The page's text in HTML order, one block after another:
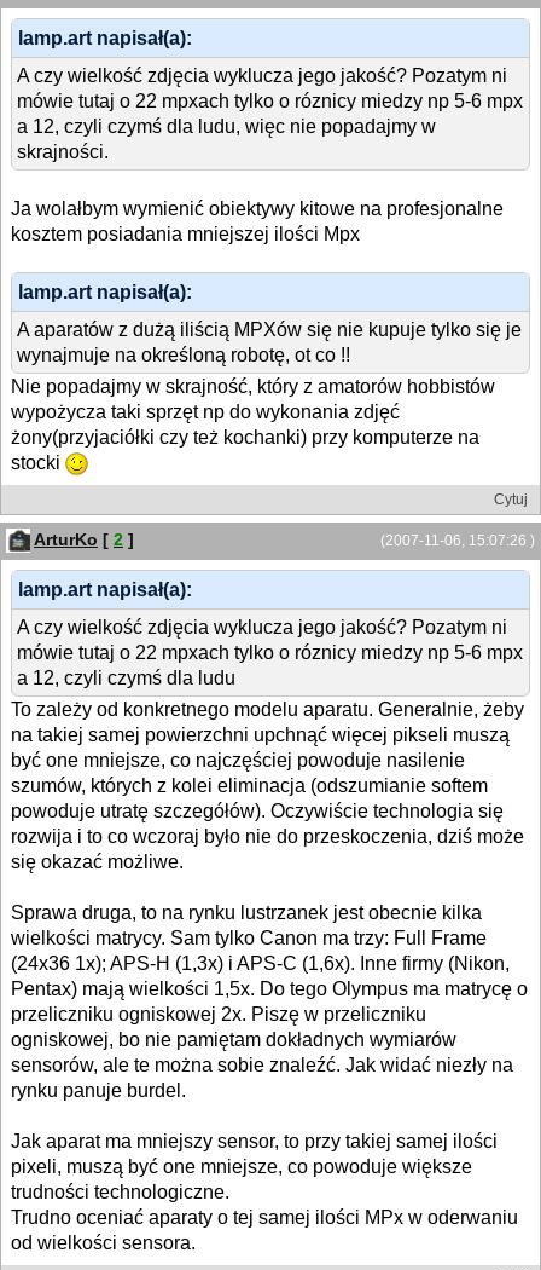
lamp.art napisał(a):
A czy wielkość zdjęcia wyklucza jego jakość? Pozatym ni
mówie tutaj o 22 mpxach tylko o róznicy miedzy np 5-6 mpx
a 12, czyli czymś dla ludu, więc nie popadajmy w
skrajności.
Ja wolałbym wymienić obiektywy kitowe na profesjonalne
kosztem posiadania mniejszej ilości Mpx
lamp.art napisał(a):
A aparatów z dużą iliścią MPXów się nie kupuje tylko się je
wynajmuje na określoną robotę, ot co !!
Nie popadajmy w skrajność, który z amatorów hobbistów
wypożycza taki sprzęt np do wykonania zdjęć
żony(przyjaciółki czy też kochanki) przy komputerze na
stocki
Cytuj
(2007-11-06, 15:07:26 )
ArturKo [ 2 ]
lamp.art napisał(a):
A czy wielkość zdjęcia wyklucza jego jakość? Pozatym ni
mówie tutaj o 22 mpxach tylko o róznicy miedzy np 5-6 mpx
a 12, czyli czymś dla ludu
To zależy od konkretnego modelu aparatu. Generalnie, żeby
na takiej samej powierzchni upchnąć więcej pikseli muszą
być one mniejsze, co najczęściej powoduje nasilenie
szumów, których z kolei eliminacja (odszumianie softem
powoduje utratę szczegółów). Oczywiście technologia się
rozwija i to co wczoraj było nie do przeskoczenia, dziś może
się okazać możliwe.
Sprawa druga, to na rynku lustrzanek jest obecnie kilka
wielkości matrycy. Sam tylko Canon ma trzy: Full Frame
(24x36 1x); APS-H (1,3x) i APS-C (1,6x). Inne firmy (Nikon,
Pentax) mają wielkości 1,5x. Do tego Olympus ma matrycę o
przeliczniku ogniskowej 2x. Piszę w przeliczniku
ogniskowej, bo nie pamiętam dokładnych wymiarów
sensorów, ale te można sobie znaleźć. Jak widać niezły na
rynku panuje burdel.
Jak aparat ma mniejszy sensor, to przy takiej samej ilości
pixeli, muszą być one mniejsze, co powoduje większe
trudności technologiczne.
Trudno oceniać aparaty o tej samej ilości MPx w oderwaniu
od wielkości sensora.